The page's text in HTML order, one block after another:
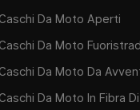
Caschi Da Moto Aperti
Caschi Da Moto
Caschi Da Moto Da
Caschi Da Moto In Fibra